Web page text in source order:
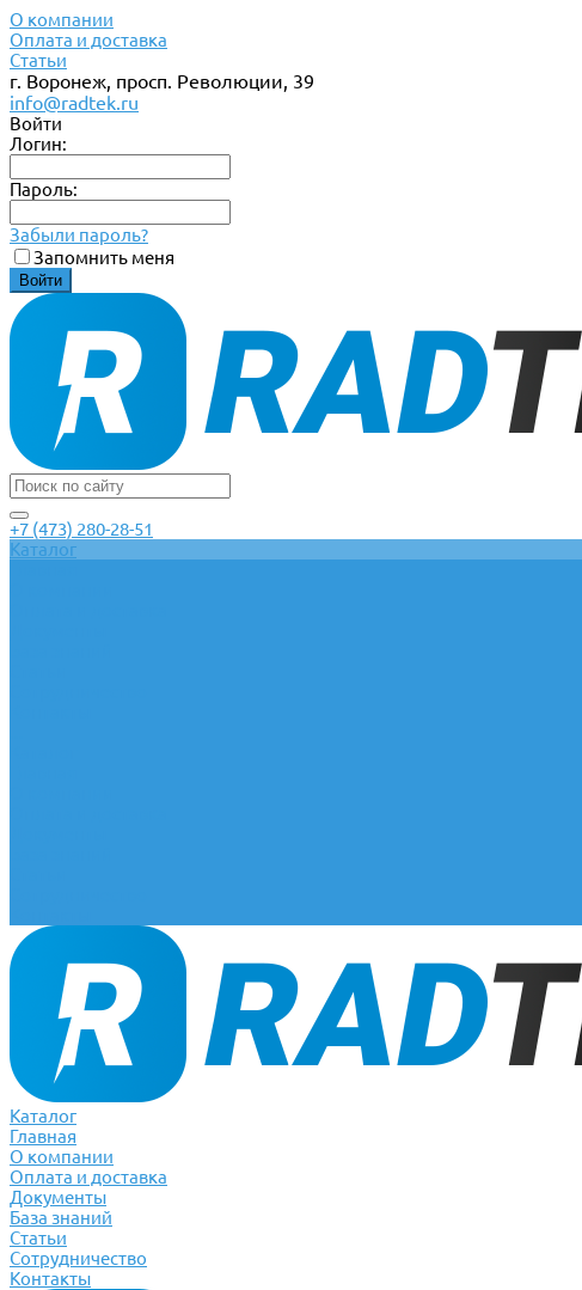
О компании
Оплата и доставка
Статьи
г. Воронеж, просп. Революции, 39
info@radtek.ru
Войти
Логин:
Пароль:
Забыли пароль?
Запомнить меня
+7 (473) 280-28-51
Каталог
Каталог
Главная
О компании
Оплата и доставка
Документы
База знаний
Статьи
Сотрудничество
Контакты